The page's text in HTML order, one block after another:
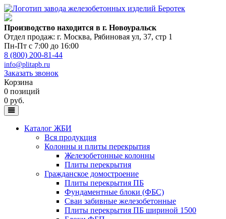
Производство находится в г. Новоуральск
Отдел продаж: г. Москва, Рябиновая ул, 37, стр 1
Пн-Пт с 7:00 до 16:00
8 (800) 200-81-44
info@plitapb.ru
Заказать звонок
Корзина
0 позиций
0 руб.
Каталог ЖБИ
Вся продукция
Колонны и плиты перекрытия
Железобетонные колонны
Плиты перекрытия
Гражданское домостроение
Плиты перекрытия ПБ
Фундаментные блоки (ФБС)
Сваи забивные железобетонные
Плиты перекрытия ПБ шириной 1500